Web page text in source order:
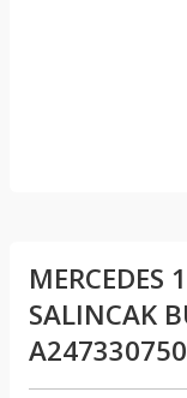
SALINCAK